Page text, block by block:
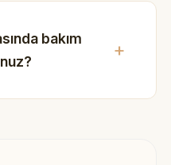
bakım